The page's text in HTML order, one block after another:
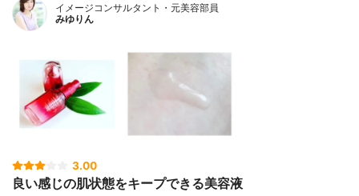
イメージコンサルタント・元美容部員
みゆりん
3.00
良い感じの肌状態をキープできる美容液